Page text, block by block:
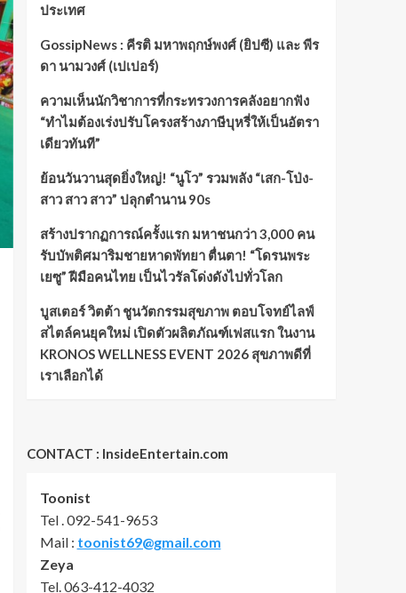
ประเทศ
GossipNews : คีรติ มหาพฤกษ์พงศ์ (ยิปซี) และ พีร
ดา นามวงศ์ (เปเปอร์)
ความเห็นนักวิชาการที่กระทรวงการคลังอยากฟัง
“ทำไมต้องเร่งปรับโครงสร้างภาษีบุหรี่ให้เป็นอัตรา
เดียวทันที”
ย้อนวันวานสุดยิ่งใหญ่! “นูโว” รวมพลัง “เสก-โป่ง-
สาว สาว สาว” ปลุกตำนาน 90s
สร้างปรากฏการณ์ครั้งแรก มหาชนกว่า 3,000 คน
รับบัพติศมาริมชายหาดพัทยา ตื่นตา! “โดรนพระ
เยซู” ฝีมือคนไทย เป็นไวรัลโด่งดังไปทั่วโลก
บูสเตอร์ วิตต้า ชูนวัตกรรมสุขภาพ ตอบโจทย์ไลฟ์
สไตล์คนยุคใหม่ เปิดตัวผลิตภัณฑ์เฟสแรก ในงาน
KRONOS WELLNESS EVENT 2026 สุขภาพดีที่
เราเลือกได้
CONTACT : InsideEntertain.com
Toonist
Tel . 092-541-9653
Mail : toonist69@gmail.com
Zeya
Tel. 063-412-4032